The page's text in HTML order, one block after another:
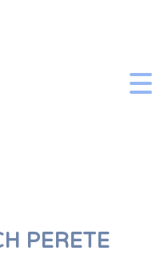
PERETE